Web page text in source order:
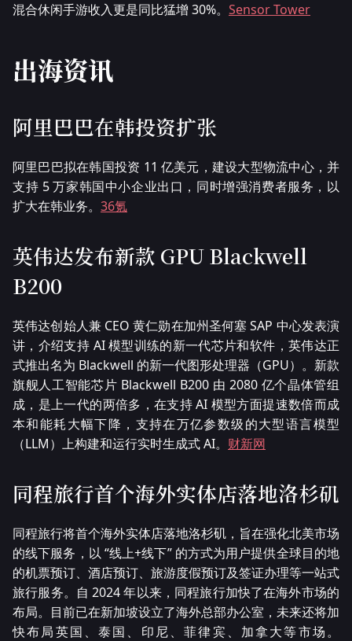
混合休闲手游收入更是同比猛增 30%。 Sensor Tower
出海资讯
阿里巴巴在韩投资扩张
阿里巴巴拟在韩国投资 11 亿美元，建设大型物流中心，并
支持 5 万家韩国中小企业出口，同时增强消费者服务，以
扩大在韩业务。 36氪
英伟达发布新款 GPU Blackwell
B200
英伟达创始人兼 CEO 黄仁勋在加州圣何塞 SAP 中心发表演
讲，介绍支持 AI 模型训练的新一代芯片和软件，英伟达正
式推出名为 Blackwell 的新一代图形处理器（GPU）。新款
旗舰人工智能芯片 Blackwell B200 由 2080 亿个晶体管组
成，是上一代的两倍多，在支持 AI 模型方面提速数倍而成
本和能耗大幅下降，支持在万亿参数级的大型语言模型
（LLM）上构建和运行实时生成式 AI。 财新网
同程旅行首个海外实体店落地洛杉矶
同程旅行将首个海外实体店落地洛杉矶，旨在强化北美市场
的线下服务，以 “线上+线下” 的方式为用户提供全球目的地
的机票预订、酒店预订、旅游度假预订及签证办理等一站式
旅行服务。自 2024 年以来，同程旅行加快了在海外市场的
布局。目前已在新加坡设立了海外总部办公室，未来还将加
快布局英国、泰国、印尼、菲律宾、加拿大等市场。